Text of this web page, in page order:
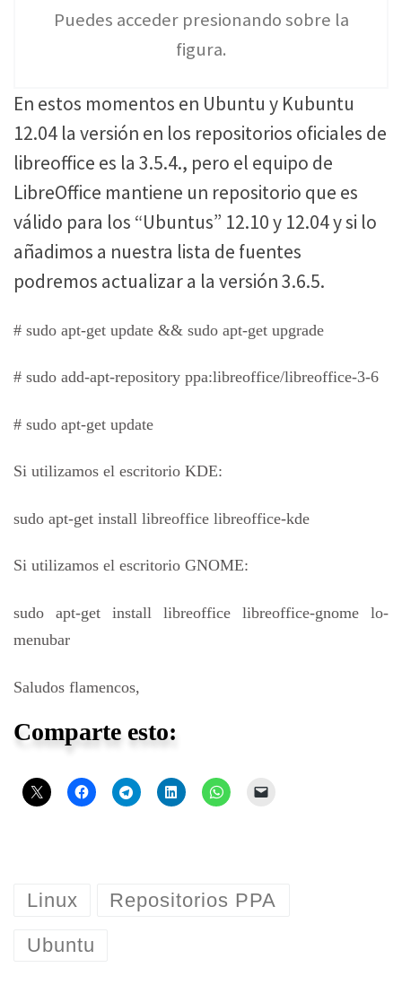
Puedes acceder presionando sobre la
figura.
En estos momentos en Ubuntu y Kubuntu
12.04 la versión en los repositorios oficiales de
libreoffice es la 3.5.4., pero el equipo de
LibreOffice mantiene un repositorio que es
válido para los “Ubuntus” 12.10 y 12.04 y si lo
añadimos a nuestra lista de fuentes
podremos actualizar a la versión 3.6.5.
# sudo apt-get update && sudo apt-get upgrade
# sudo add-apt-repository ppa:libreoffice/libreoffice-3-6
# sudo apt-get update
Si utilizamos el escritorio KDE:
sudo apt-get install libreoffice libreoffice-kde
Si utilizamos el escritorio GNOME:
sudo apt-get install libreoffice libreoffice-gnome lo-
menubar
Saludos flamencos,
Comparte esto:
Linux Repositorios PPA
Ubuntu